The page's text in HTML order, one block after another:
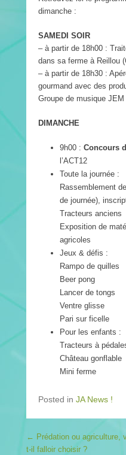
dimanche :
SAMEDI SOIR
– à partir de 18h00 :
dans sa ferme à Reillou
– à partir de 18h30 :
gourmand avec des
Groupe de musique
DIMANCHE
9h00 : Concours
l’ACT12
Toute la journée :
Rassemblement
de journée),
Tracteurs anciens
Exposition de
agricoles
Jeux & défis :
Rampo de quilles
Beer pong
Lancer de tongs
Ventre glisse
Pari sur ficelle
Pour les enfants :
Tracteurs à
Château gonflable
Mini ferme
Posted in JA News !
Post navigation
← Prédation ou agriculture,
t-il falloir choisir ?